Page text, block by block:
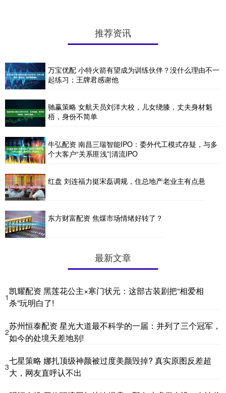
推荐资讯
万宝优配 小特火箭有望成为训练伙伴？没什么理由不一
起练习；王牌君感谢他
驰赢策略 女航天员刘洋大校，儿女绕膝，丈夫身材魁
梧，身份不简单
牛弘配资 南昌三瑞智能IPO：委外代工模式存疑，与多
个大客户“关系匪浅”|清流IPO
红盘 刘连福力挺宋磊调规，住总地产老业主有点悬
东方财富配资 焦煤市场情绪好转了？
最新文章
1
凯耀配资 黑莲花公主×寒门状元：这部古装剧把“相爱相
杀”玩明白了!
2
苏州恒泰配资 星光大道最不科学的一届：并列了三个冠军，
如今的处境天差地别!
3
七星策略 娜扎顶级神颜被过度美颜毁掉? 真实原图反差超
大，网友直呼认不出